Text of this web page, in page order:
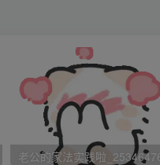
貂可不同于一般小猫小
老公的家法实践啦